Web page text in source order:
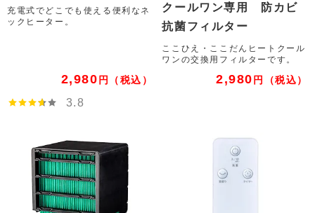
3.8
充電式でどこでも使える便利なネ
ックヒーター。
2,980円 （税込）
クールワン専用 防カビ
抗菌フィルター
ここひえ・ここだんヒートクール
ワンの交換用フィルターです。
2,980円 （税込）